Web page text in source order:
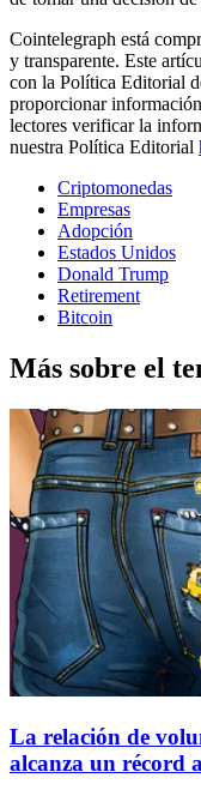
Cointelegraph está
y transparente. Este
con la Política Editorial
proporcionar
lectores verificar la
nuestra Política Editorial
Criptomonedas
Empresas
Adopción
Estados Unidos
Donald Trump
Retirement
Bitcoin
Más sobre el
La relación de
alcanza un récord